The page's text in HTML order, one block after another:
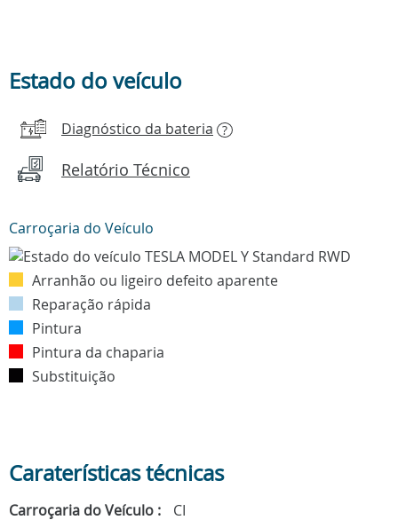
Estado do veículo
Diagnóstico da bateria ?
Relatório Técnico
Carroçaria do Veículo
Arranhão ou ligeiro defeito aparente
Reparação rápida
Pintura
Pintura da chaparia
Substituição
Caraterísticas técnicas
Carroçaria do Veículo :
CI